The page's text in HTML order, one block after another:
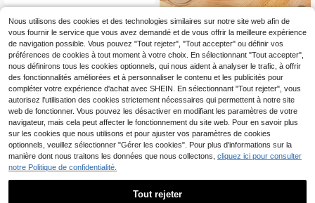
5 pièces Couvre-prise de courant e
uropéen en silicone avec motif de d
inosaure à 2 trous, protection bébé
pour prise ronde à 2 trous
4,28€
Nous utilisons des cookies et des technologies similaires sur notre site web afin de
vous fournir le service que vous avez demandé et de vous offrir la meilleure expérience
de navigation possible. Vous pouvez "Tout rejeter", "Tout accepter" ou définir vos
préférences de cookies à tout moment à votre choix. En sélectionnant "Tout accepter",
nous définirons tous les cookies optionnels, qui nous aident à analyser le trafic, à offrir
des fonctionnalités améliorées et à personnaliser le contenu et les publicités pour
compléter votre expérience d'achat avec SHEIN. En sélectionnant "Tout rejeter", vous
autorisez l'utilisation des cookies strictement nécessaires qui permettent à notre site
web de fonctionner. Vous pouvez les désactiver en modifiant les paramètres de votre
navigateur, mais cela peut affecter le fonctionnement du site web. Pour en savoir plus
sur les cookies que nous utilisons et pour ajuster vos paramètres de cookies
optionnels, veuillez sélectionner "Gérer les cookies". Pour plus d'informations sur la
manière dont nous traitons les données que nous collectons, cliquez ici pour consulter
notre Politique de confidentialité.
Tout rejeter